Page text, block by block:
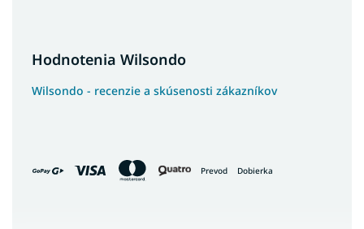
Kontinentálne postele
Luxusné kontinentálne postele
Poľské postele
Nízke postele
Hodnotenia Wilsondo
Wilsondo - recenzie a skúsenosti zákazníkov
Prevod Dobierka